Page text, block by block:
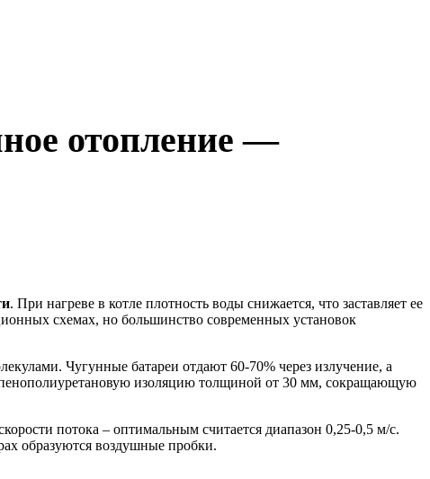
отопление —
. При нагреве в котле плотность воды снижается, что заставляет ее
схемах, но большинство современных установок
Чугунные батареи отдают 60-70% через излучение, а
пенополиуретановую изоляцию толщиной от 30 мм, сокращающую
потока – оптимальным считается диапазон 0,25-0,5 м/с.
образуются воздушные пробки.